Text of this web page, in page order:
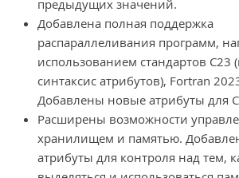
предыдущих значений.
Добавлена полная поддержка
распараллеливания программ,
использованием стандартов C23
синтаксис атрибутов), Fortran
Добавлены новые атрибуты для
Расширены возможности
хранилищем и памятью.
атрибуты для контроля над тем,